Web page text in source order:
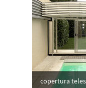
copertura